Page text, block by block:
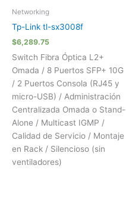
Networking
Tp-Link tl-sx3008f
$6,289.75
Switch Fibra Óptica L2+
Omada / 8 Puertos SFP+ 10G
/ 2 Puertos Consola (RJ45 y
micro-USB) / Administración
Centralizada Omada o Stand-
Alone / Multicast IGMP /
Calidad de Servicio / Montaje
en Rack / Silencioso (sin
ventiladores)